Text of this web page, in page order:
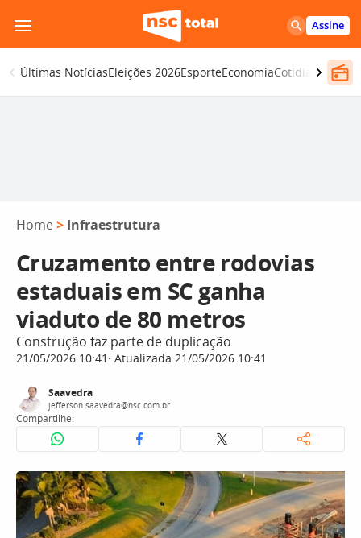
para
o
conteúdo
Assine
Últimas NotíciasEleições 2026EsporteEconomiaCotidiano
Home > Infraestrutura
Cruzamento entre rodovias
estaduais em SC ganha
viaduto de 80 metros
Construção faz parte de duplicação
21/05/2026 10:41 Atualizada 21/05/2026 10:41
Saavedra
jefferson.saavedra@nsc.com.br
Compartilhe: